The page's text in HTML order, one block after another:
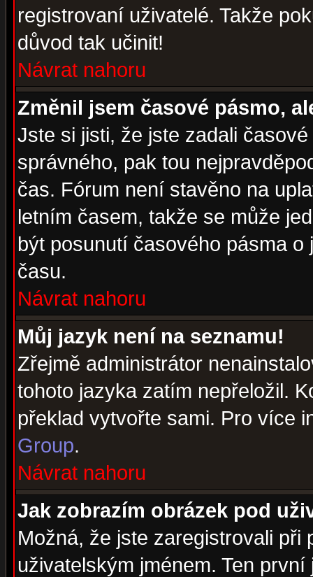
registrovaní uživatelé. Takže
důvod tak učinit!
Návrat nahoru
Změnil jsem časové pásmo,
Jste si jisti, že jste zadali
správného, pak tou
čas. Fórum není stavěno na
letním časem, takže se může
být posunutí časového pásma
času.
Návrat nahoru
Můj jazyk není na seznamu!
Zřejmě administrátor
tohoto jazyka zatím nepřeložil.
překlad vytvořte sami. Pro více
Group.
Návrat nahoru
Jak zobrazím obrázek pod
Možná, že jste zaregistrovali
uživatelským jménem. Ten